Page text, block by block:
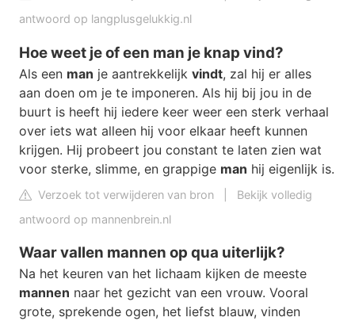
antwoord op langplusgelukkig.nl
Hoe weet je of een man je knap vind?
Als een man je aantrekkelijk vindt, zal hij er alles
aan doen om je te imponeren. Als hij bij jou in de
buurt is heeft hij iedere keer weer een sterk verhaal
over iets wat alleen hij voor elkaar heeft kunnen
krijgen. Hij probeert jou constant te laten zien wat
voor sterke, slimme, en grappige man hij eigenlijk is.
Verzoek tot verwijderen van bron
Bekijk volledig
antwoord op mannenbrein.nl
Waar vallen mannen op qua uiterlijk?
Na het keuren van het lichaam kijken de meeste
mannen naar het gezicht van een vrouw. Vooral
grote, sprekende ogen, het liefst blauw, vinden